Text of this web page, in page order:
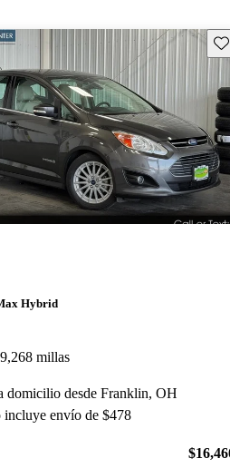
Hybrid
millas
domicilio desde Franklin, OH
incluye envío de $478